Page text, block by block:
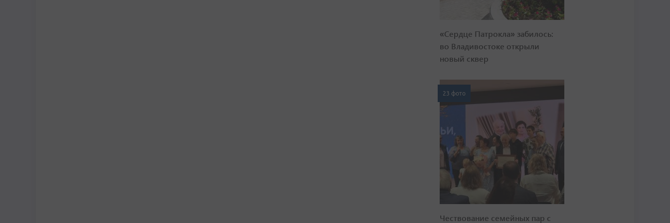
«Сердце Патрокла» забилось:
во Владивостоке открыли
новый сквер
23 фото
Чествование семейных пар с